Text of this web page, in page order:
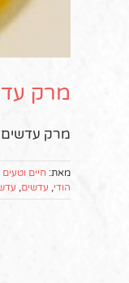
מרק
מרק עדשים
מאת: חיים וטעים
הודי עדשים